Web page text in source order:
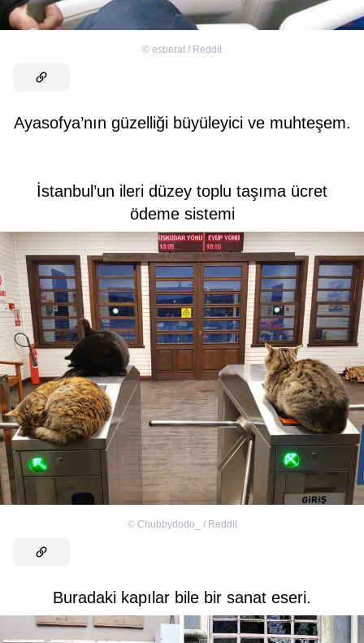
© esberat / Reddit
Ayasofya’nın güzelliği büyüleyici ve muhteşem.
İstanbul’un ileri düzey toplu taşıma ücret
ödeme sistemi
© Chubbydodo_ / Reddit
Buradaki kapılar bile bir sanat eseri.